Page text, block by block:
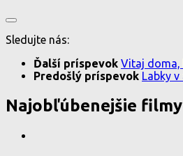
Sledujte nás:
Ďalší príspevok Vitaj doma,
Predošlý príspevok Labky v
Najobľúbenejšie filmy